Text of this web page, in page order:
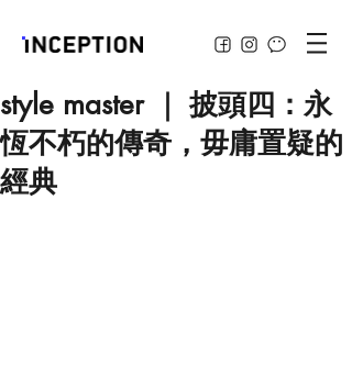
style master ｜ 披頭四：永
恆不朽的傳奇，毋庸置疑的
經典